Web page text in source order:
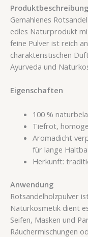
Produktbeschreibung
Gemahlenes
edles Naturprodukt
feine Pulver ist reich
charakteristischen
Ayurveda und
Eigenschaften
100 %
Tiefrot,
Aromadicht
für lange
Herkunft:
Anwendung
Rotsandelholzpulver
Naturkosmetik dient
Seifen, Masken und
Räuchermischungen